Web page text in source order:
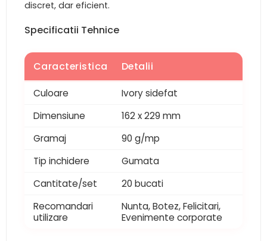
discret, dar eficient.
Specificatii Tehnice
Caracteristica Detalii
Culoare
Ivory sidefat
Dimensiune
162 x 229 mm
Gramaj
90 g/mp
Tip inchidere
Gumata
Cantitate/set
20 bucati
Recomandari
utilizare
Nunta, Botez, Felicitari,
Evenimente corporate